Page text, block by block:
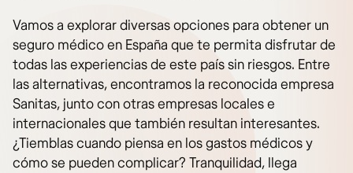
Vamos a explorar diversas opciones para obtener un
seguro médico en España que te permita disfrutar de
todas las experiencias de este país sin riesgos. Entre
las alternativas, encontramos la reconocida empresa
Sanitas, junto con otras empresas locales e
internacionales que también resultan interesantes.
¿Tiemblas cuando piensa en los gastos médicos y
cómo se pueden complicar? Tranquilidad, llega